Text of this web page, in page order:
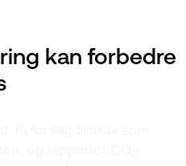
kan forbedre